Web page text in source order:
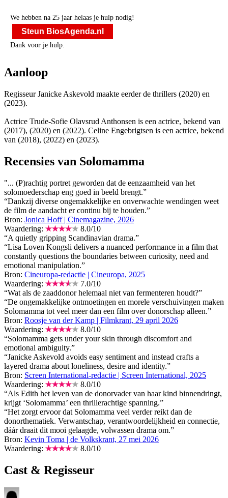
We hebben na 25 jaar helaas je hulp nodig!
Steun BiosAgenda.nl
Dank voor je hulp.
Aanloop
Regisseur Janicke Askevold maakte eerder de thrillers (2020) en
(2023).
Actrice Trude-Sofie Olavsrud Anthonsen is een actrice, bekend van
(2017), (2020) en (2022). Celine Engebrigtsen is een actrice, bekend
van (2018), (2022) en (2023).
Recensies van Solomamma
"... (P)rachtig portret geworden dat de eenzaamheid van het
solomoederschap eng goed in beeld brengt.”
“Dankzij diverse ongemakkelijke en onverwachte wendingen weet
de film de aandacht er continu bij te houden.”
Bron: Jonica Hoff | Cinemagazine, 2026
Waardering:
8.0/10
“A quietly gripping Scandinavian drama.”
“Lisa Loven Kongsli delivers a nuanced performance in a film that
constantly questions the boundaries between curiosity, need and
emotional manipulation.”
Bron: Cineuropa-redactie | Cineuropa, 2025
Waardering:
7.0/10
“Wat als de zaaddonor helemaal niet van fermenteren houdt?”
“De ongemakkelijke ontmoetingen en morele verschuivingen maken
Solomamma tot veel meer dan een film over donorschap alleen.”
Bron: Roosje van der Kamp | Filmkrant, 29 april 2026
Waardering:
8.0/10
“Solomamma gets under your skin through discomfort and
emotional ambiguity.”
“Janicke Askevold avoids easy sentiment and instead crafts a
layered drama about loneliness, desire and identity.”
Bron: Screen International-redactie | Screen International, 2025
Waardering:
8.0/10
“Als Edith het leven van de donorvader van haar kind binnendringt,
krijgt ‘Solomamma’ een thrillerachtige spanning.”
“Het zorgt ervoor dat Solomamma veel verder reikt dan de
donorthematiek. Verwantschap, verantwoordelijkheid en connectie,
dáár draait dit mooi gelaagde, volwassen drama om.”
Bron: Kevin Toma | de Volkskrant, 27 mei 2026
Waardering:
8.0/10
Cast & Regisseur